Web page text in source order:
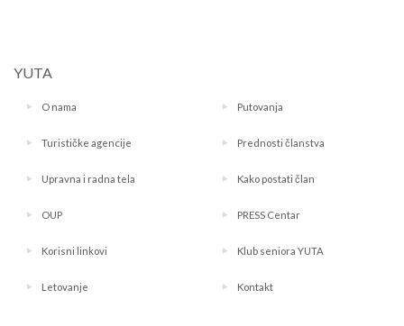
YUTA
O nama Putovanja
Turističke agencije Prednosti članstva
Upravna i radna tela Kako postati član
OUP PRESS Centar
Korisni linkovi Klub seniora YUTA
Letovanje Kontakt